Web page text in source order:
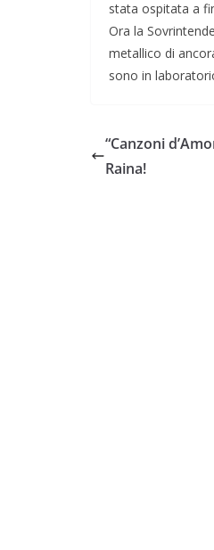
stata ospitata a
Ora la
metallico di
sono in
“Canzoni
Raina!